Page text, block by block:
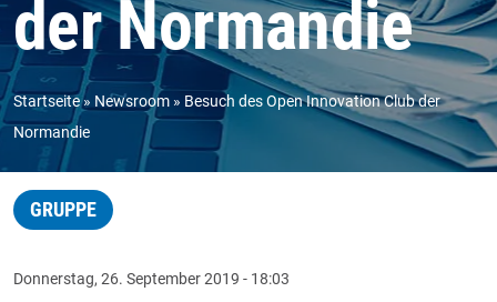
der Normandie
Startseite Newsroom
Besuch des Open Innovation Club der
Normandie
GRUPPE
Donnerstag, 26. September 2019 - 18:03